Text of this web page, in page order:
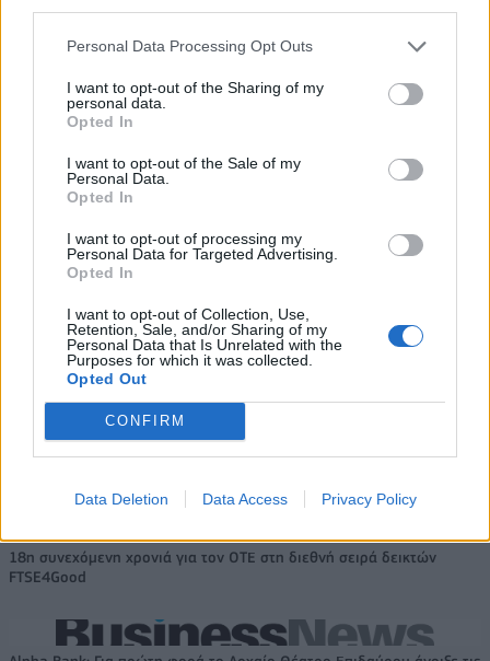
Personal Data Processing Opt Outs
I want to opt-out of the Sharing of my
personal data.
Opted In
I want to opt-out of the Sale of my
Personal Data.
Opted In
I want to opt-out of processing my
Personal Data for Targeted Advertising.
Opted In
I want to opt-out of Collection, Use,
Retention, Sale, and/or Sharing of my
Personal Data that Is Unrelated with the
Purposes for which it was collected.
Opted Out
CONFIRM
Data Deletion Data Access Privacy Policy
ΕΛΣΤΑΤ: Στο 3,4% υποχώρησε ο πληθωρισμός τον Ιούλιο
Χρηματοδότηση 8 εκατ. ευρώ
σε 843 μέσα ενημέρωσης-
Ξεκίνησε το πενταετές
Metlen: Ρεκόρ EBITDA στο α'
εξάμηνο, στα 550 εκατ. ευρώ –
Η Chery επενδύει 75 εκατ. δολάρια στην KG Mobility
Το FIAT 500 Hybrid τώρα από
συνεργασίας τους μέχρι το
18η συνεχόμενη χρονιά για τον ΟΤΕ στη διεθνή σειρά δεικτών
FTSE4Good